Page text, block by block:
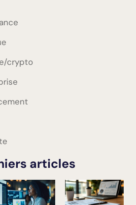
crypto
articles